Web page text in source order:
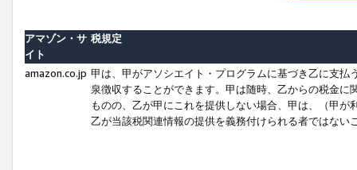
アマゾン・サ
イト
税規定
amazon.co.jp 甲は、甲がアソシエイト・プログラムに基づき乙に支
泉徴収することができます。甲は随時、乙からの税金
ものの、乙が甲にこれを提供しない場合、甲は、（甲
乙が当該税関連情報の提供を義務付けられる者ではな